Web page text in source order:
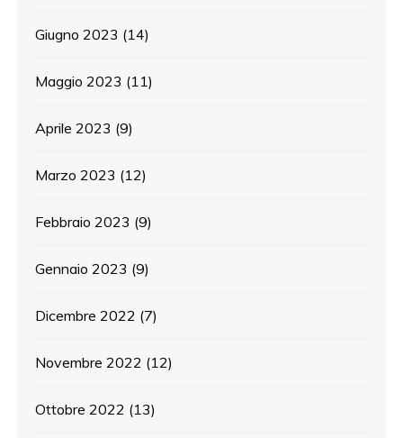
Giugno 2023 (14)
Maggio 2023 (11)
Aprile 2023 (9)
Marzo 2023 (12)
Febbraio 2023 (9)
Gennaio 2023 (9)
Dicembre 2022 (7)
Novembre 2022 (12)
Ottobre 2022 (13)